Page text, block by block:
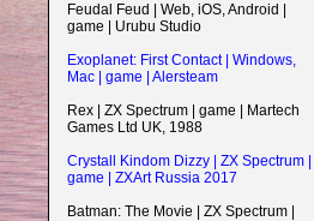
Feudal Feud | Web, iOS, Android |
game | Urubu Studio
Exoplanet: First Contact | Windows,
Mac | game | Alersteam
Rex | ZX Spectrum | game | Martech
Games Ltd UK, 1988
Crystall Kindom Dizzy | ZX Spectrum |
game | ZXArt Russia 2017
Batman: The Movie | ZX Spectrum |